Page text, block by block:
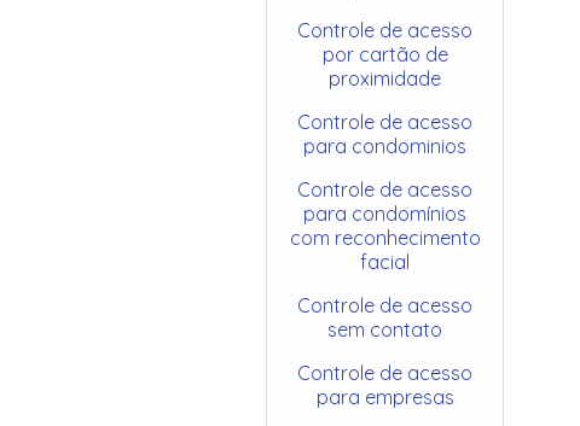
Controle de acesso
por cartão de
proximidade
Controle de acesso
para condominios
Controle de acesso
para condomínios
com reconhecimento
facial
Controle de acesso
sem contato
Controle de acesso
para empresas